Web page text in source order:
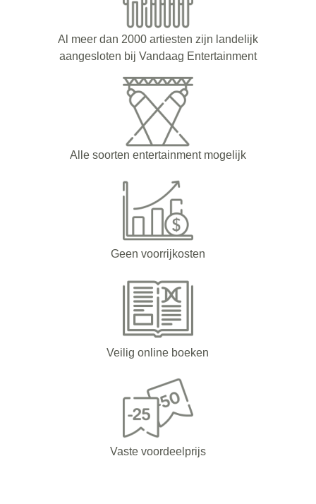
Al meer dan 2000 artiesten zijn landelijk
aangesloten bij Vandaag Entertainment
Alle soorten entertainment mogelijk
Geen voorrijkosten
Veilig online boeken
Vaste voordeelprijs